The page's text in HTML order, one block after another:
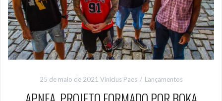
25 de maio de 2021 Vinicius Paes Lançamentos